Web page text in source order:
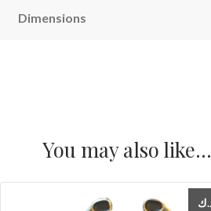
Dimensions
You may also like…